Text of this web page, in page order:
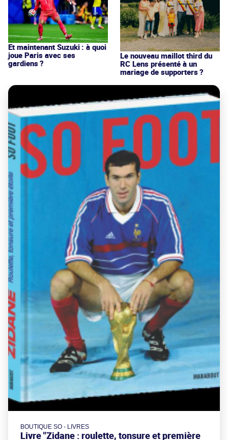
Et maintenant Suzuki : à quoi
joue Paris avec ses
gardiens ?
Le nouveau maillot third du
RC Lens présenté à un
mariage de supporters ?
BOUTIQUE SO - LIVRES
Livre "Zidane : roulette, tonsure et première